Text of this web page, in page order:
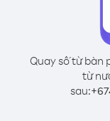
Quay số từ bàn
từ
sau:+